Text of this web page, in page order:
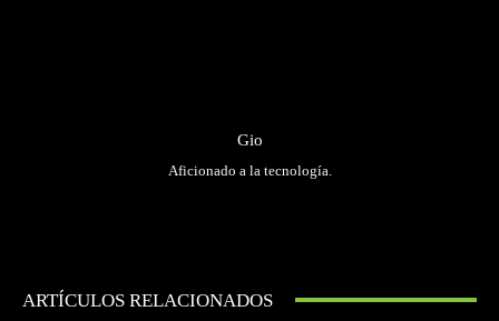
Gio
Aficionado a la tecnología.
ARTÍCULOS RELACIONADOS